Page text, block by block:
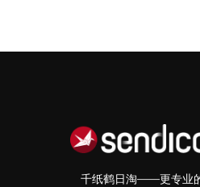
千纸鹤日淘——更专业